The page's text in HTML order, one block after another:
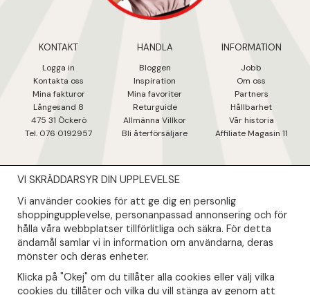
KONTAKT
Logga in
Kontakta oss
Mina fakturor
Långesand 8
475 31 Öckerö
Tel. 076 0192957
HANDLA
Bloggen
Inspiration
Mina favoriter
Returguide
Allmänna Villkor
Bli återförsäljare
INFORMATION
Jobb
Om oss
Partners
Hållbarhet
Vår historia
Affiliate Magasin 11
NYHETSBREV
Såklart skall du ta del av våra bästa erbjudanden & nyheter!
Din mail kommer endast användas till våra nyhetsbrev.
VI SKRÄDDARSYR DIN UPPLEVELSE
Vi använder cookies för att ge dig en personlig
shoppingupplevelse, personanpassad annonsering och för
hålla våra webbplatser tillförlitliga och säkra. För detta
ändamål samlar vi in information om användarna, deras
mönster och deras enheter.
Klicka på "Okej" om du tillåter alla cookies eller välj vilka
cookies du tillåter och vilka du vill stänga av genom att